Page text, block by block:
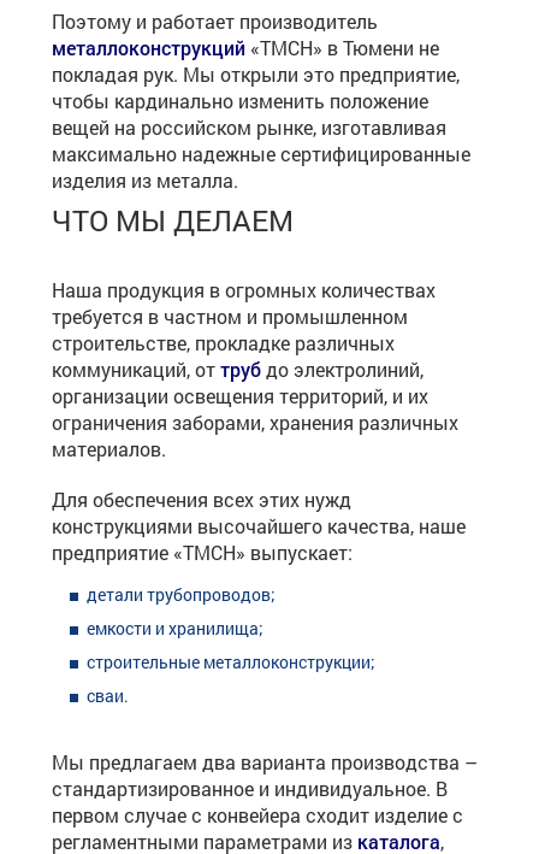
Поэтому и работает производитель
металлоконструкций «ТМСН» в Тюмени не
покладая рук. Мы открыли это предприятие,
чтобы кардинально изменить положение
вещей на российском рынке, изготавливая
максимально надежные сертифицированные
изделия из металла.
ЧТО МЫ ДЕЛАЕМ
Наша продукция в огромных количествах
требуется в частном и промышленном
строительстве, прокладке различных
коммуникаций, оттрубдо электролиний,
организации освещения территорий, и их
ограничения заборами, хранения различных
материалов.
Для обеспечения всех этих нужд
конструкциями высочайшего качества, наше
предприятие «ТМСН» выпускает:
детали трубопроводов;
емкости и хранилища;
строительные металлоконструкции;
сваи.
Мы предлагаем два варианта производства –
стандартизированное и индивидуальное. В
первом случае с конвейера сходит изделие с
регламентными параметрами из каталога,